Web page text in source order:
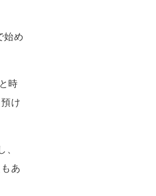
始め
時
け
、
あ